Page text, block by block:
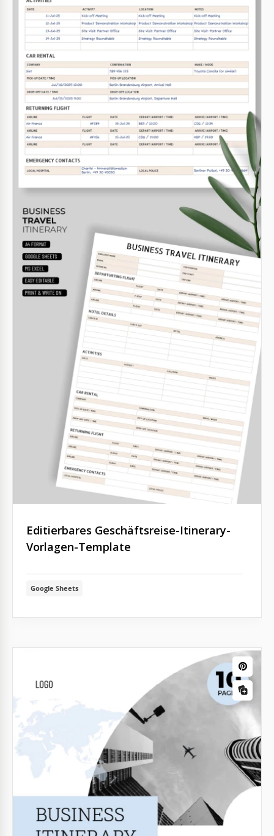
Editierbares Geschäftsreise-Itinerary-
Vorlagen-Template
Google Sheets